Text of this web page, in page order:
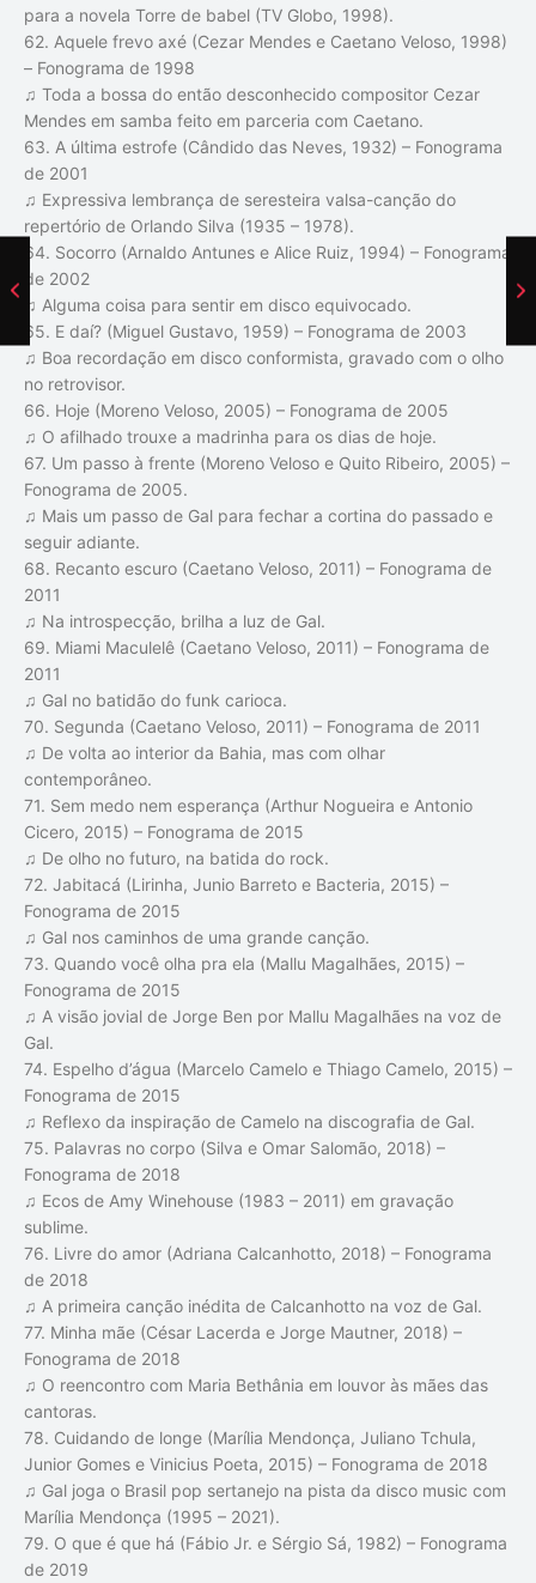
para a novela Torre de babel (TV Globo, 1998).
62. Aquele frevo axé (Cezar Mendes e Caetano Veloso, 1998)
– Fonograma de 1998
♫ Toda a bossa do então desconhecido compositor Cezar
Mendes em samba feito em parceria com Caetano.
63. A última estrofe (Cândido das Neves, 1932) – Fonograma
de 2001
♫ Expressiva lembrança de seresteira valsa-canção do
repertório de Orlando Silva (1935 – 1978).
64. Socorro (Arnaldo Antunes e Alice Ruiz, 1994) – Fonograma
de 2002
♫ Alguma coisa para sentir em disco equivocado.
65. E daí? (Miguel Gustavo, 1959) – Fonograma de 2003
♫ Boa recordação em disco conformista, gravado com o olho
no retrovisor.
66. Hoje (Moreno Veloso, 2005) – Fonograma de 2005
♫ O afilhado trouxe a madrinha para os dias de hoje.
67. Um passo à frente (Moreno Veloso e Quito Ribeiro, 2005) –
Fonograma de 2005.
♫ Mais um passo de Gal para fechar a cortina do passado e
seguir adiante.
68. Recanto escuro (Caetano Veloso, 2011) – Fonograma de
2011
♫ Na introspecção, brilha a luz de Gal.
69. Miami Maculelê (Caetano Veloso, 2011) – Fonograma de
2011
♫ Gal no batidão do funk carioca.
70. Segunda (Caetano Veloso, 2011) – Fonograma de 2011
♫ De volta ao interior da Bahia, mas com olhar
contemporâneo.
71. Sem medo nem esperança (Arthur Nogueira e Antonio
Cicero, 2015) – Fonograma de 2015
♫ De olho no futuro, na batida do rock.
72. Jabitacá (Lirinha, Junio Barreto e Bacteria, 2015) –
Fonograma de 2015
♫ Gal nos caminhos de uma grande canção.
73. Quando você olha pra ela (Mallu Magalhães, 2015) –
Fonograma de 2015
♫ A visão jovial de Jorge Ben por Mallu Magalhães na voz de
Gal.
74. Espelho d’água (Marcelo Camelo e Thiago Camelo, 2015) –
Fonograma de 2015
♫ Reflexo da inspiração de Camelo na discografia de Gal.
75. Palavras no corpo (Silva e Omar Salomão, 2018) –
Fonograma de 2018
♫ Ecos de Amy Winehouse (1983 – 2011) em gravação
sublime.
76. Livre do amor (Adriana Calcanhotto, 2018) – Fonograma
de 2018
♫ A primeira canção inédita de Calcanhotto na voz de Gal.
77. Minha mãe (César Lacerda e Jorge Mautner, 2018) –
Fonograma de 2018
♫ O reencontro com Maria Bethânia em louvor às mães das
cantoras.
78. Cuidando de longe (Marília Mendonça, Juliano Tchula,
Junior Gomes e Vinicius Poeta, 2015) – Fonograma de 2018
♫ Gal joga o Brasil pop sertanejo na pista da disco music com
Marília Mendonça (1995 – 2021).
79. O que é que há (Fábio Jr. e Sérgio Sá, 1982) – Fonograma
de 2019